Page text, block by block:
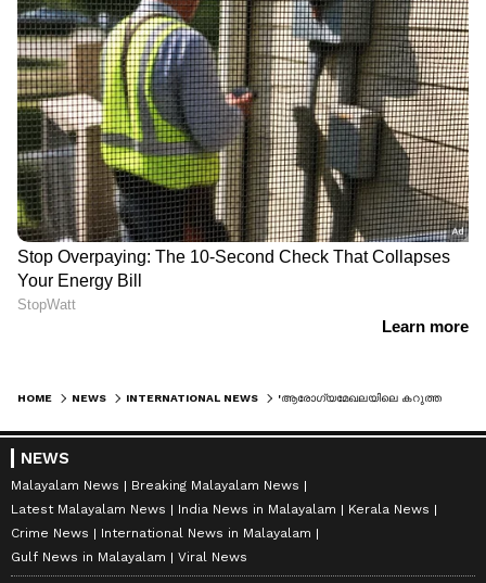
HOME NEWS INTERNATIONAL NEWS
NEWS
Malayalam News
Breaking Malayalam News
Latest Malayalam News
India News in Malayalam
Kerala News
Crime News
International News in Malayalam
Gulf News in Malayalam
Viral News